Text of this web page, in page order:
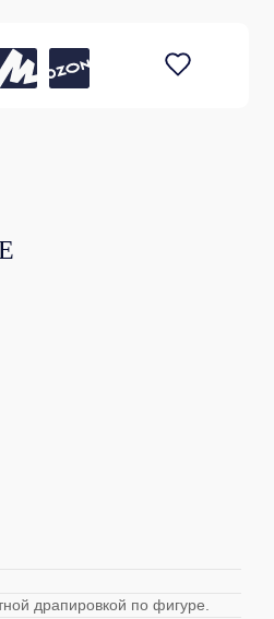
драпировкой по фигуре.